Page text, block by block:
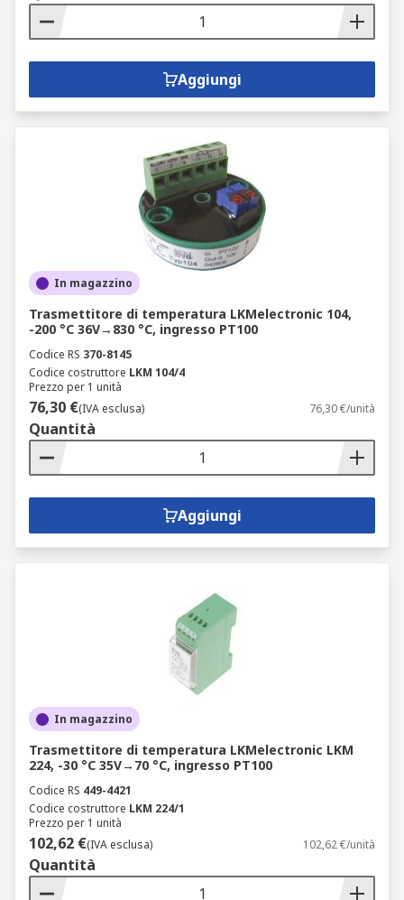
Aggiungi
In magazzino
Trasmettitore di temperatura LKMelectronic 104,
-200 °C 36V→830 °C, ingresso PT100
Codice RS 370-8145
Codice costruttore LKM 104/4
Prezzo per 1 unità
76,30 €(IVA esclusa) 76,30 €/unità
Quantità
Aggiungi
In magazzino
Trasmettitore di temperatura LKMelectronic LKM
224, -30 °C 35V→70 °C, ingresso PT100
Codice RS 449-4421
Codice costruttore LKM 224/1
Prezzo per 1 unità
102,62 €(IVA esclusa) 102,62 €/unità
Quantità